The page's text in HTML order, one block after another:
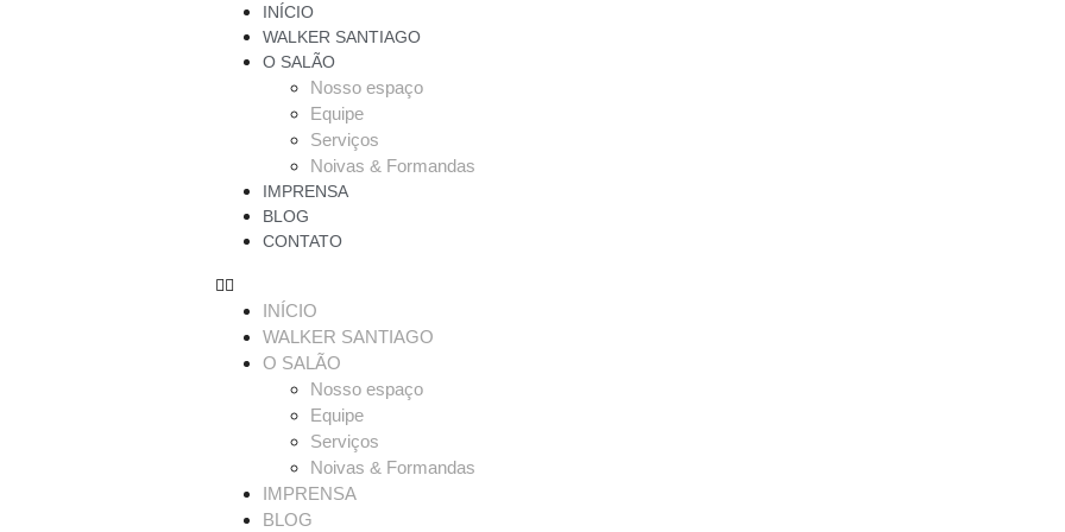
INÍCIO
WALKER SANTIAGO
O SALÃO
Nosso espaço
Equipe
Serviços
Noivas & Formandas
IMPRENSA
BLOG
CONTATO
INÍCIO
WALKER SANTIAGO
O SALÃO
Nosso espaço
Equipe
Serviços
Noivas & Formandas
IMPRENSA
BLOG